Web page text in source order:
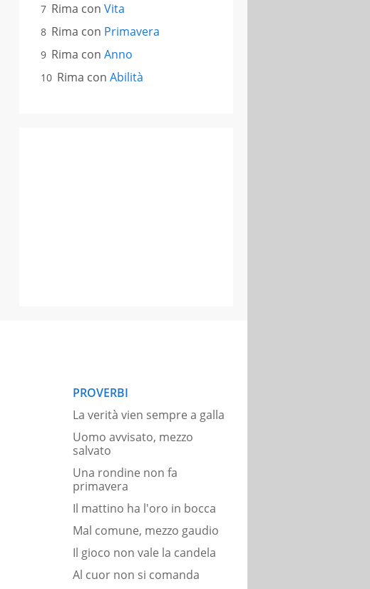
Rima con Vita
Rima con Primavera
Rima con Anno
Rima con Abilità
PROVERBI
La verità vien sempre a galla
Uomo avvisato, mezzo
salvato
Una rondine non fa
primavera
Il mattino ha l'oro in bocca
Mal comune, mezzo gaudio
Il gioco non vale la candela
Al cuor non si comanda